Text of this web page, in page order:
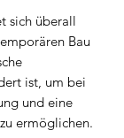
sich überall
Bau
ist, um bei
und eine
ermöglichen.